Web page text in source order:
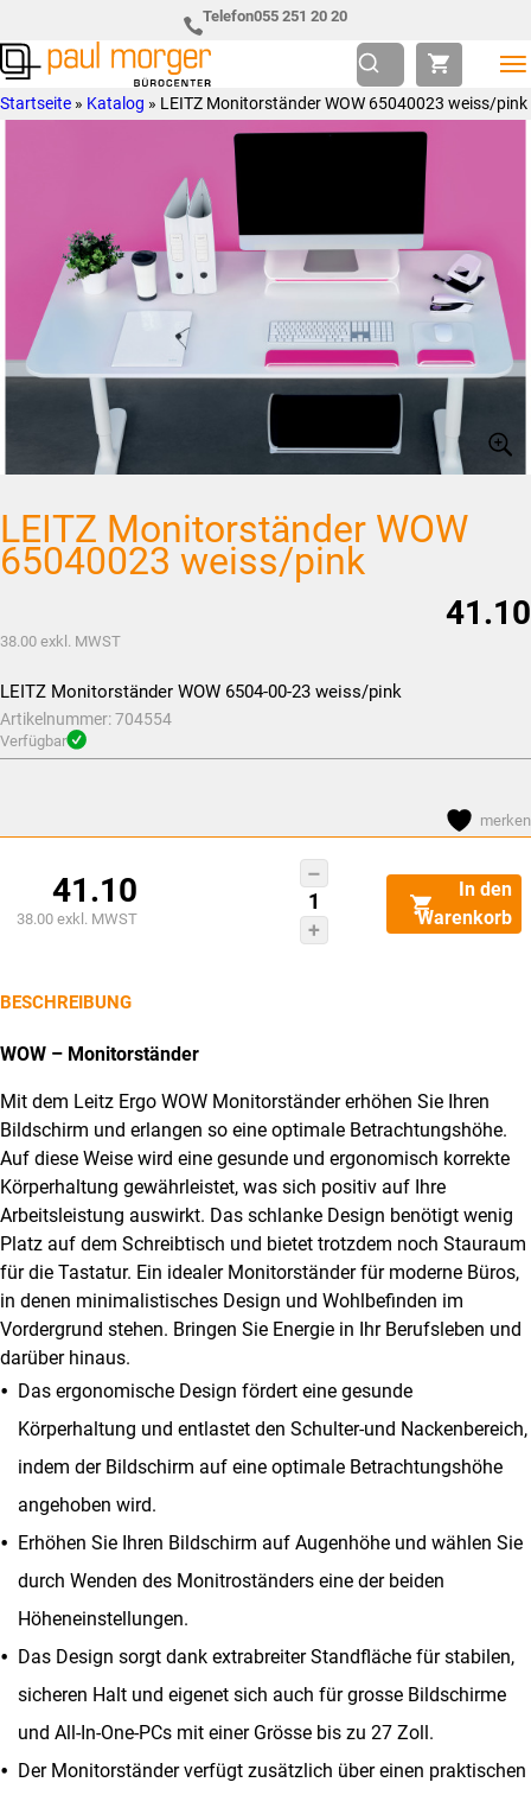
Hauptnavigation
springen
to
main
Telefon055 251 20 20
Paul
so
Startseite » Katalog » LEITZ Monitorständer WOW 65040023 weiss/pink
LEITZ Monitorständer WOW
65040023 weiss/pink
41.10
38.00 exkl. MWST
LEITZ Monitorständer WOW 6504-00-23 weiss/pink
Artikelnummer:704554
Verfügbar
merken
41.10
38.00 exkl. MWST
LEITZ
Monitorständer
WOW
In den
Warenkorb
BESCHREIBUNG
WOW – Monitorständer
Mit dem Leitz Ergo WOW Monitorständer erhöhen Sie Ihren
Bildschirm und erlangen so eine optimale Betrachtungshöhe.
Auf diese Weise wird eine gesunde und ergonomisch korrekte
Körperhaltung gewährleistet, was sich positiv auf Ihre
Arbeitsleistung auswirkt. Das schlanke Design benötigt wenig
Platz auf dem Schreibtisch und bietet trotzdem noch Stauraum
für die Tastatur. Ein idealer Monitorständer für moderne Büros,
in denen minimalistisches Design und Wohlbefinden im
Vordergrund stehen. Bringen Sie Energie in Ihr Berufsleben und
darüber hinaus.
Das ergonomische Design fördert eine gesunde
Körperhaltung und entlastet den Schulter-und Nackenbereich,
indem der Bildschirm auf eine optimale Betrachtungshöhe
angehoben wird.
Erhöhen Sie Ihren Bildschirm auf Augenhöhe und wählen Sie
durch Wenden des Monitroständers eine der beiden
Höheneinstellungen.
Das Design sorgt dank extrabreiter Standfläche für stabilen,
sicheren Halt und eigenet sich auch für grosse Bildschirme
und All-In-One-PCs mit einer Grösse bis zu 27 Zoll.
Der Monitorständer verfügt zusätzlich über einen praktischen